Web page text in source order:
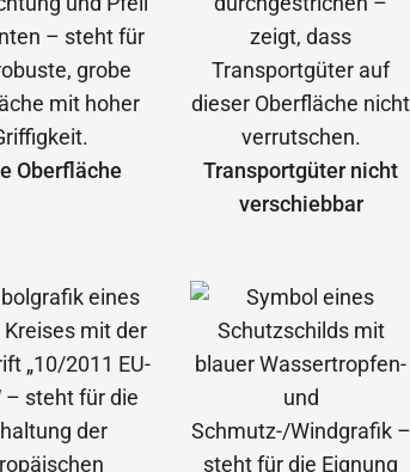
Oberfläche
Transportgüter nicht
verschiebbar